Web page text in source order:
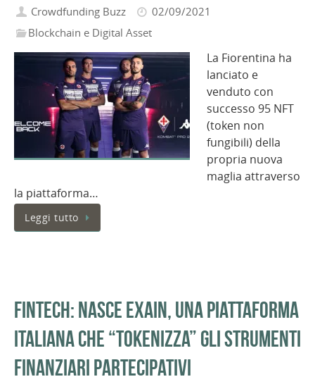
Crowdfunding Buzz
02/09/2021
Blockchain e Digital Asset
La Fiorentina ha
lanciato e
venduto con
successo 95 NFT
(token non
fungibili) della
propria nuova
maglia attraverso
la piattaforma…
Leggi tutto
Fintech: nasce Exain, una piattaforma
italiana che “tokenizza” gli strumenti
finanziari partecipativi